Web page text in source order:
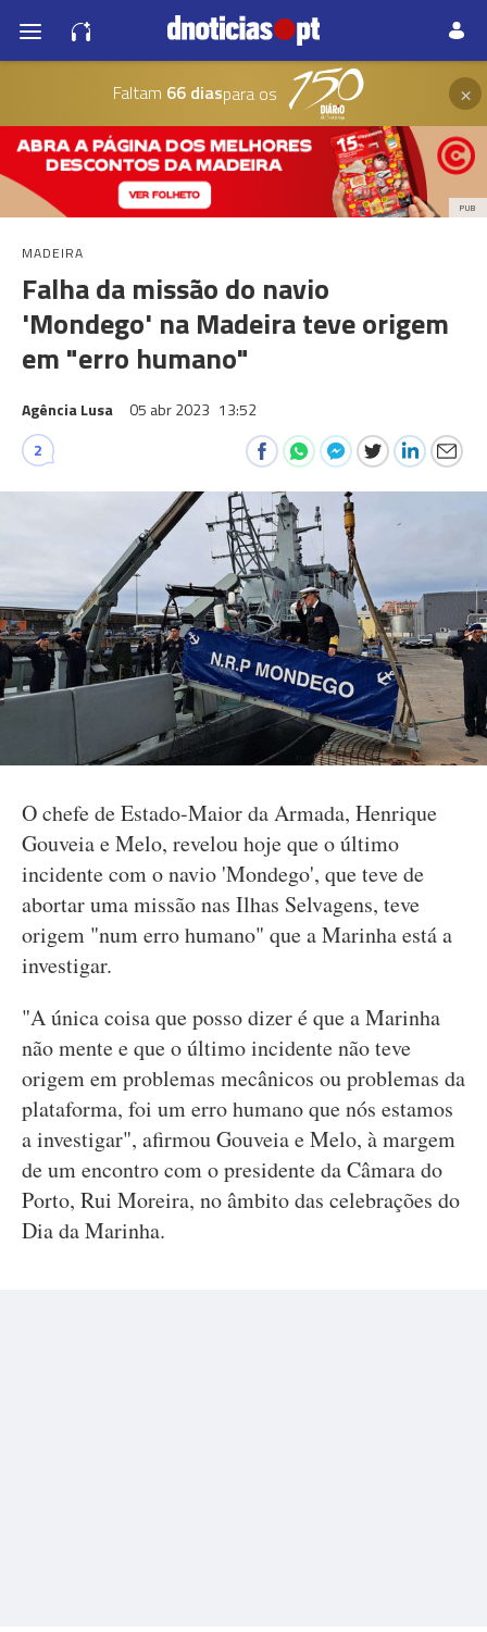
Faltam 66 diaspara os ×
PUB
MADEIRA
Falha da missão do navio
'Mondego' na Madeira teve origem
em "erro humano"
Agência Lusa 05 abr 2023 13:52
2
O chefe de Estado-Maior da Armada, Henrique
Gouveia e Melo, revelou hoje que o último
incidente com o navio 'Mondego', que teve de
abortar uma missão nas Ilhas Selvagens, teve
origem "num erro humano" que a Marinha está a
investigar.
"A única coisa que posso dizer é que a Marinha
não mente e que o último incidente não teve
origem em problemas mecânicos ou problemas da
plataforma, foi um erro humano que nós estamos
a investigar", afirmou Gouveia e Melo, à margem
de um encontro com o presidente da Câmara do
Porto, Rui Moreira, no âmbito das celebrações do
Dia da Marinha.